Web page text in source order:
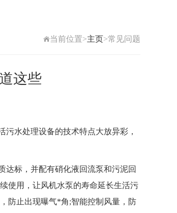
当前位置>主页>常见问题
这些
水处理设备的技术特点大放异彩，
标，并配有硝化液回流泵和污泥回
使用，让风机水泵的寿命延长生活污
防止出现曝气*角;智能控制风量，防